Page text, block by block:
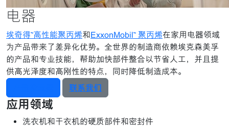
电器
埃奇得™高性能聚丙烯和ExxonMobil™ 聚丙烯在家用电器领域
为产品带来了差异化优势。全世界的制造商依赖埃克森美孚
的产品和专业技能，帮助加快部件整合以节省人工，并且提
供高光泽度和高刚性的特点，同时降低制造成本。
联系我们
应用领域
洗衣机和干衣机的硬质部件和密封件